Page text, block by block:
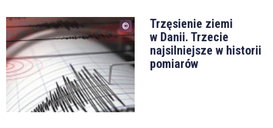
Trzęsienie ziemi
w Danii. Trzecie
najsilniejsze w historii
pomiarów